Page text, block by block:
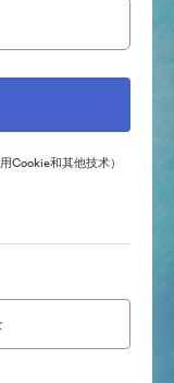
Cookie和其他技术）